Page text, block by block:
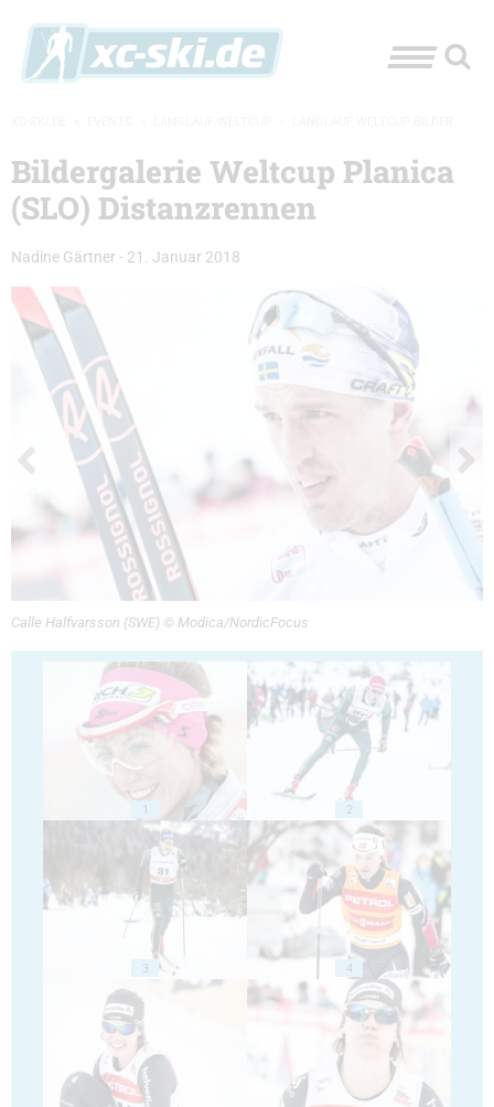
Bildergalerie Weltcup Planica
(SLO) Distanzrennen
Nadine Gärtner - 21. Januar 2018
Calle Halfvarsson (SWE) © Modica/NordicFocus
1 2
3 4